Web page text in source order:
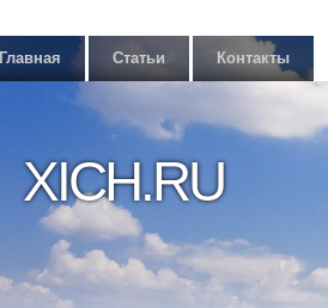
Главная Статьи Контакты
XICH.RU